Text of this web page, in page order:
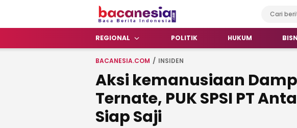
Bacanesia.com
Baca Berita Indonesia
REGIONAL POLITIK HUKUM
BACANESIA.COM INSIDEN
Aksi kemanusiaan
Ternate, PUK SPSI PT
Siap Saji